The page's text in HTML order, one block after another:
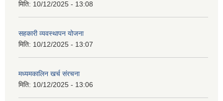
मिति: 10/12/2025 - 13:08
सहकारी व्यवस्थापन योजना
मिति: 10/12/2025 - 13:07
मध्यमकालिन खर्च संरचना
मिति: 10/12/2025 - 13:06